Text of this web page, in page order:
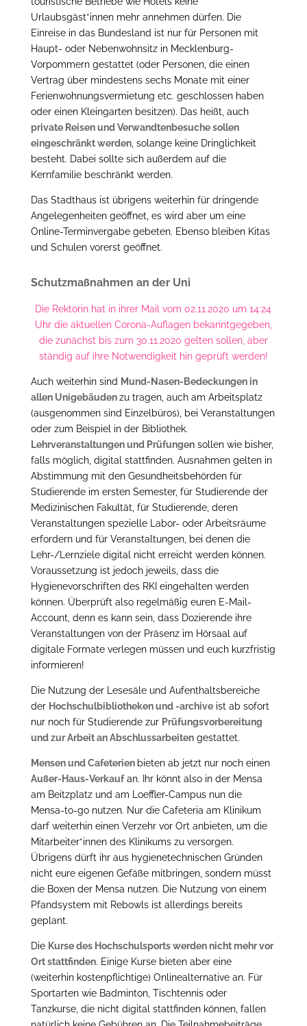
Urlaubsgäst*innen mehr annehmen dürfen. Die
Einreise in das Bundesland ist nur für Personen mit
Haupt- oder Nebenwohnsitz in Mecklenburg-
Vorpommern gestattet (oder Personen, die einen
Vertrag über mindestens sechs Monate mit einer
Ferienwohnungsvermietung etc. geschlossen haben
oder einen Kleingarten besitzen). Das heißt, auch
private Reisen und Verwandtenbesuche sollen
eingeschränkt werden, solange keine Dringlichkeit
besteht. Dabei sollte sich außerdem auf die
Kernfamilie beschränkt werden.
Das Stadthaus ist übrigens weiterhin für dringende
Angelegenheiten geöffnet, es wird aber um eine
Online-Terminvergabe gebeten. Ebenso bleiben Kitas
und Schulen vorerst geöffnet.
Schutzmaßnahmen an der Uni
Die Rektorin hat in ihrer Mail vom 02.11.2020 um 14:24
Uhr die aktuellen Corona-Auflagen bekanntgegeben,
die zunächst bis zum 30.11.2020 gelten sollen, aber
ständig auf ihre Notwendigkeit hin geprüft werden!
Auch weiterhin sind Mund-Nasen-Bedeckungen in
allen Unigebäudenzu tragen, auch am Arbeitsplatz
(ausgenommen sind Einzelbüros), bei Veranstaltungen
oder zum Beispiel in der Bibliothek.
Lehrveranstaltungen und Prüfungensollen wie bisher,
falls möglich, digital stattfinden. Ausnahmen gelten in
Abstimmung mit den Gesundheitsbehörden für
Studierende im ersten Semester, für Studierende der
Medizinischen Fakultät, für Studierende, deren
Veranstaltungen spezielle Labor- oder Arbeitsräume
erfordern und für Veranstaltungen, bei denen die
Lehr-/Lernziele digital nicht erreicht werden können.
Voraussetzung ist jedoch jeweils, dass die
Hygienevorschriften des RKI eingehalten werden
können. Überprüft also regelmäßig euren E-Mail-
Account, denn es kann sein, dass Dozierende ihre
Veranstaltungen von der Präsenz im Hörsaal auf
digitale Formate verlegen müssen und euch kurzfristig
informieren!
Die Nutzung der Lesesäle und Aufenthaltsbereiche
der Hochschulbibliotheken und -archiveist ab sofort
nur noch für Studierende zur Prüfungsvorbereitung
und zur Arbeit an Abschlussarbeitengestattet.
Mensen und Cafeterien bieten ab jetzt nur noch einen
Außer-Haus-Verkaufan. Ihr könnt also in der Mensa
am Beitzplatz und am Loeffler-Campus nun die
Mensa-to-go nutzen. Nur die Cafeteria am Klinikum
darf weiterhin einen Verzehr vor Ort anbieten, um die
Mitarbeiter*innen des Klinikums zu versorgen.
Übrigens dürft ihr aus hygienetechnischen Gründen
nicht eure eigenen Gefäße mitbringen, sondern müsst
die Boxen der Mensa nutzen. Die Nutzung von einem
Pfandsystem mit Rebowls ist allerdings bereits
geplant.
Die Kurse des Hochschulsports werden nicht mehr vor
Ort stattfinden. Einige Kurse bieten aber eine
(weiterhin kostenpflichtige) Onlinealternative an. Für
Sportarten wie Badminton, Tischtennis oder
Tanzkurse, die nicht digital stattfinden können, fallen